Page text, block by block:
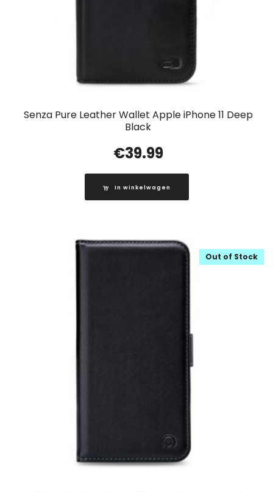
Senza Pure Leather Wallet Apple iPhone 11 Deep
Black
€39.99
In winkelwagen
Out of Stock